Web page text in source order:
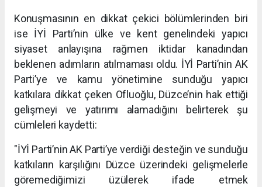
Konuşmasının en dikkat çekici bölümlerinden biri
ise İYİ Parti’nin ülke ve kent genelindeki yapıcı
siyaset anlayışına rağmen iktidar kanadından
beklenen adımların atılmaması oldu. İYİ Parti’nin AK
Parti’ye ve kamu yönetimine sunduğu yapıcı
katkılara dikkat çeken Ofluoğlu, Düzce’nin hak ettiği
gelişmeyi ve yatırımı alamadığını belirterek şu
cümleleri kaydetti:
"İYİ Parti’nin AK Parti’ye verdiği desteğin ve sunduğu
katkıların karşılığını Düzce üzerindeki gelişmelerle
göremediğimizi üzülerek ifade etmek